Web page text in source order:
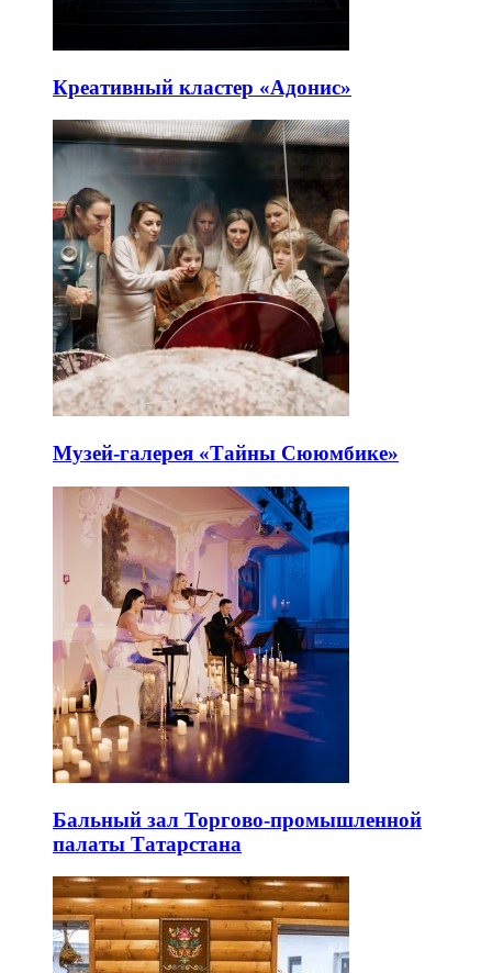
Креативный кластер «Адонис»
Музей-галерея «Тайны Сююмбике»
Бальный зал Торгово-промышленной
палаты Татарстана